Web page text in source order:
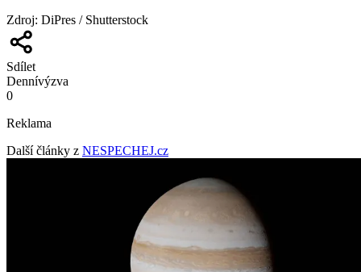
Zdroj: DiPres / Shutterstock
Sdílet
Dennívýzva
0
Reklama
Další články z NESPECHEJ.cz